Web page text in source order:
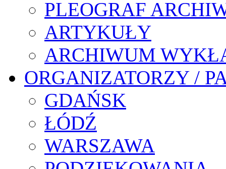
PLEOGRAF
ARTYKUŁY
ARCHIWUM
ORGANIZATORZY /
GDAŃSK
ŁÓDŹ
WARSZAWA